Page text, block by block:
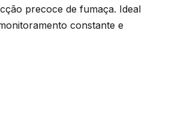
precoce de fumaça. Ideal
constante e